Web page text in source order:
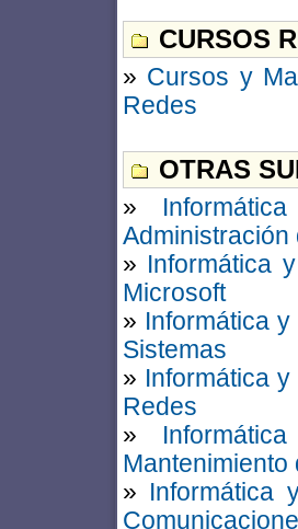
CURSOS
» Cursos y
Redes
OTRAS
»
Administración
» Informática
Microsoft
» Informática
Sistemas
» Informática
Redes
»
Mantenimiento
» Informática